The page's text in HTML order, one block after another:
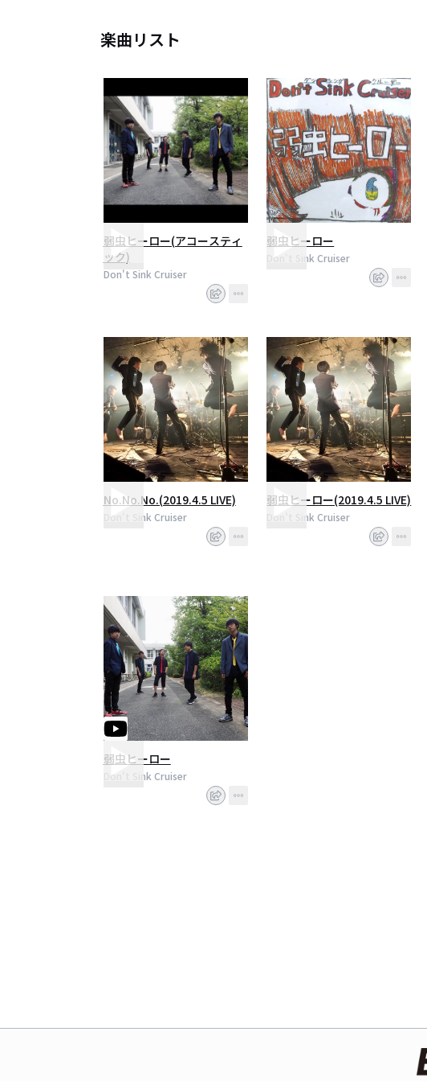
楽曲リスト
弱虫ヒーロー(アコースティ
ック)
Don't Sink Cruiser
弱虫ヒーロー
Don't Sink Cruiser
No.No.No.(2019.4.5 LIVE)
Don't Sink Cruiser
弱虫ヒーロー(2019.4.5 LIVE)
Don't Sink Cruiser
弱虫ヒーロー
Don't Sink Cruiser